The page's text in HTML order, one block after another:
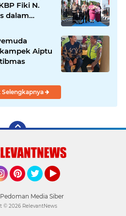
Fiki N.
dalam
oleh
Kombes
Aiptu
Selengkapnya
Pedoman Media Siber
© 2026 RelevantNews